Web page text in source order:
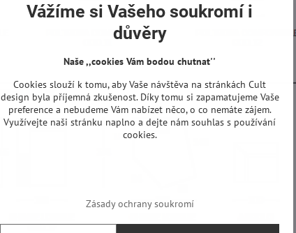
Vážíme si Vašeho soukromí i
důvěry
Naše ,,cookies Vám bodou chutnat''
Cookies slouží k tomu, aby Vaše návštěva na stránkách Cult
design byla příjemná zkušenost. Díky tomu si zapamatujeme Vaše
preference a nebudeme Vám nabízet něco, o co nemáte zájem.
Využívejte naši stránku naplno a dejte nám souhlas s používání
cookies.
Zásady ochrany soukromí